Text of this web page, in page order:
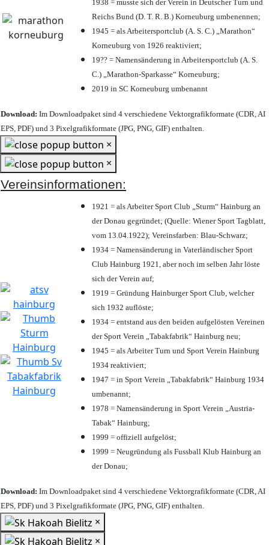
1938 = musste sich der Verein in Deutscher Turn und
Reichs Bund (D. T. R. B.) Korneuburg umbenennen;
1945 = als Arbeitersportclub (A. S. C.) „Marathon“
Korneuburg von 1926 reaktiviert;
19?? = Namensänderung in Arbeitersportclub (A. S.
C.) „Marathon-Sparkasse“ Korneuburg;
2019 in SC Korneuburg umbenannt
Download: Im Downloadpaket sind 4 verschiedene Vektorgrafikformate (CDR, AI
EPS, PDF) und 3 Pixelgrafikformate (JPG, PNG, GIF) enthalten.
×
×
Vereinsinformationen:
1921 = als Arbeiter Sport Club „Sturm“ Hainburg an
der Donau gegründet; (Quelle: Wiener Sport Tagblatt,
vom 13.04.1922); Vereinsfarben: Blau-Schwarz;
1934 = Namensänderung in Vaterländischer Sport
Club Hainburg 1921, aber noch im selben Jahr löste
sich der Verein auf;
1919 = Gründung Hainburger Sport Club, welcher
sich 1932 auflöste;
1934 = entstand aus den beiden aufgelösten Vereinen
der Sport Verein „Tabakfabrik“ Hainburg neu;
1945 = als Arbeiter Turn und Sport Verein Hainburg
1934 reaktiviert;
1947 = in Sport Verein „Tabakfabrik“ Hainburg 1934
umbenannt;
1978 = Namensänderung in Sport Verein „Austria-
Tabak“ Hainburg;
1999 = offiziell aufgelöst;
1999 = Neugründung als Fussball Klub Hainburg an
der Donau;
Download: Im Downloadpaket sind 4 verschiedene Vektorgrafikformate (CDR, AI
EPS, PDF) und 3 Pixelgrafikformate (JPG, PNG, GIF) enthalten.
×
×